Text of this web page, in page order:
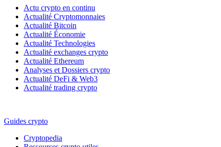
Actu crypto en continu
Actualité Cryptomonnaies
Actualité Bitcoin
Actualité Économie
Actualité Technologies
Actualité exchanges crypto
Actualité Ethereum
Analyses et Dossiers crypto
Actualité DeFi & Web3
Actualité trading crypto
Guides crypto
Cryptopedia